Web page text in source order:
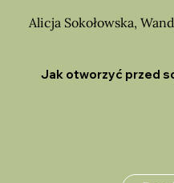
Jak otworzyć przed
Alicja Sokołowska,